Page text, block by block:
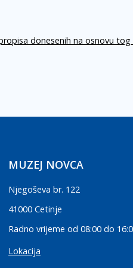
donesenih na osnovu tog
MUZEJ NOVCA
Njegoševa br. 122
41000 Cetinje
Radno vrijeme od 08:00 do
Lokacija